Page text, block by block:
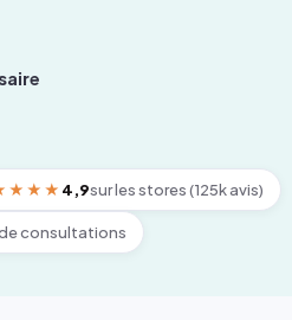
4,9sur les stores (125k avis)
consultations